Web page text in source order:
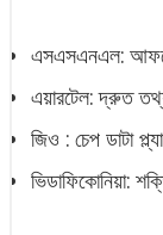
এসএসএনএল:
এয়ারটেল: দ্রুত
জিও : চেপ ডাটা
ভিডাফিকোনিয়া: